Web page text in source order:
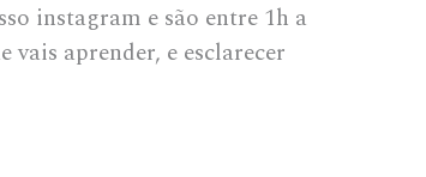
instagram e são entre 1h a
aprender, e esclarecer